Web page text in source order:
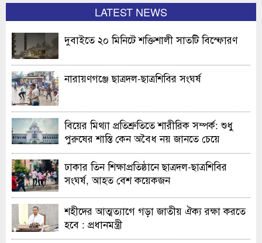
LATEST NEWS
দুবাইতে ২০ মিনিটে শক্তিশালী সাতটি বিস্ফোরণ
নারায়ণগঞ্জে ছাত্রদল-ছাত্রশিবির সংঘর্ষ
বিয়ের মিথ্যা প্রতিশ্রুতিতে শারীরিক সম্পর্ক: শুধু
পুরুষের শাস্তি কেন অবৈধ নয় জানতে চেয়ে
হাইকোর্টের রুল
ঢাকার তিন শিক্ষাপ্রতিষ্ঠানে ছাত্রদল-ছাত্রশিবির
সংঘর্ষ, আহত বেশ কয়েকজন
শহীদের আত্মত্যাগে গড়া জাতীয় ঐক্য রক্ষা করতে
হবে : প্রধানমন্ত্রী